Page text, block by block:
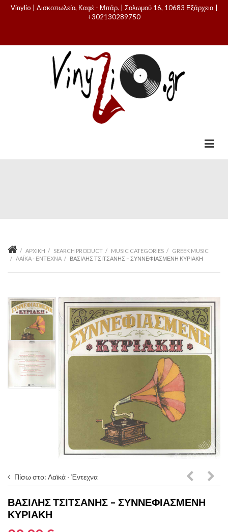
Vinylio | Δισκοπωλείο, Καφέ - Μπάρ. | Σολωμού 16, 10683 Εξάρχεια |
+302130289750
ΑΡΧΙΚΉ SEARCH PRODUCT MUSIC CATEGORIES
GREEK MUSIC
ΛΑΪΚΆ - ΈΝΤΕΧΝΑ
ΒΑΣΊΛΗΣ ΤΣΙΤΣΆΝΗΣ ‎– ΣΥΝΝΕΦΙΑΣΜΈΝΗ ΚΥΡΙΑΚΉ
Πίσω στο: Λαϊκά - Έντεχνα
Λίνα‎– Η
ΒΑΣΊΛΗΣ ΤΣΙΤΣΆΝΗΣ ‎– ΣΥΝΝΕΦΙΑΣΜΈΝΗ
ΚΥΡΙΑΚΉ